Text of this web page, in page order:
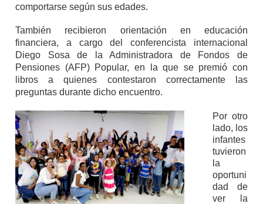
comportarse según sus edades.
También recibieron orientación en educación
financiera, a cargo del conferencista internacional
Diego Sosa de la Administradora de Fondos de
Pensiones (AFP) Popular, en la que se premió con
libros a quienes contestaron correctamente las
preguntas durante dicho encuentro.
Por otro
lado, los
infantes
tuvieron
la
oportuni
dad de
ver la